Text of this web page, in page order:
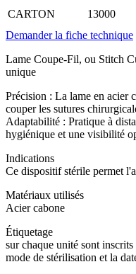
CARTON
13000
Demander la fiche technique
Lame Coupe-Fil, ou Stitch
unique
Précision : La lame en acier
couper les sutures
Adaptabilité : Pratique à
hygiénique et une visibilité
Indications
Ce dispositif stérile permet
Matériaux utilisés
Acier cabone
Étiquetage
sur chaque unité sont
mode de stérilisation et la